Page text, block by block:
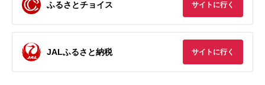
ふるさとチョイス サイトに行く
JALふるさと納税 サイトに行く